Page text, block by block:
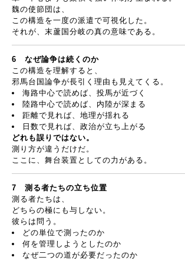
魏の使節団は、
この構造を一度の派遣で可視化した。
それが、末蘆国分岐の真の意味である。
6 なぜ論争は続くのか
この構造を理解すると、
邪馬台国論争が長引く理由も見えてくる。
海路中心で読めば、投馬が近づく
陸路中心で読めば、内陸が深まる
距離で見れば、地理が揺れる
日数で見れば、政治が立ち上がる
どれも誤りではない。
測り方が違うだけだ。
ここに、舞台装置としての力がある。
7 測る者たちの立ち位置
測る者たちは、
どちらの極にも与しない。
彼らは問う。
どの単位で測ったのか
何を管理しようとしたのか
なぜ二つの道が必要だったのか